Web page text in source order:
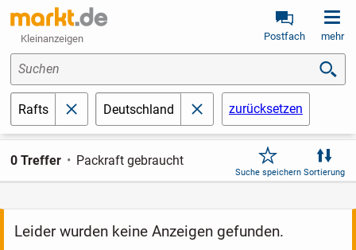
Kleinanzeigen Postfach mehr
Suchen
Rafts schließenDeutschland schließenzurücksetzen
0 Treffer Packraft gebraucht
Suche speichern Sortierung
Leider wurden keine Anzeigen gefunden.